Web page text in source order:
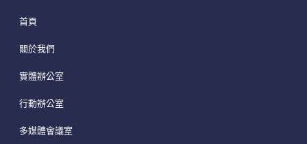
首頁
關於我們
實體辦公室
行動辦公室
多媒體會議室